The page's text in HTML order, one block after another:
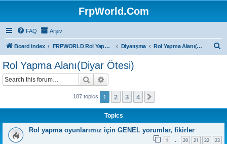
FrpWorld.Com
FAQ Arşiv
Board index FRPWORLD Rol Yapma Oyunları Diyarışma Rol Yapma Alanı(Diyar Ötesi)
Rol Yapma Alanı(Diyar Ötesi)
Search
187 topics 1 2 3 4
Topics
Rol yapma oyunlarımız için GENEL yorumlar, fikirler
1 … 20 21 22 23